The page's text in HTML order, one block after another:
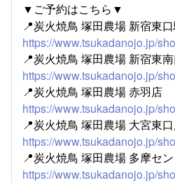
▼ご予約はこちら▼
📍炭火焼鳥 塚田農場 新宿東
https://www.tsukadanojo.jp/
📍炭火焼鳥 塚田農場 新宿東
https://www.tsukadanojo.jp/
📍炭火焼鳥 塚田農場 赤羽店
https://www.tsukadanojo.jp/
📍炭火焼鳥 塚田農場 大宮東
https://www.tsukadanojo.jp/
📍炭火焼鳥 塚田農場 多摩セ
https://www.tsukadanojo.jp/